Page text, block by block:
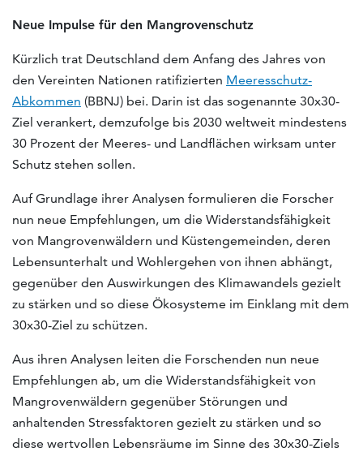
Neue Impulse für den Mangrovenschutz
Kürzlich trat Deutschland dem Anfang des Jahres von
den Vereinten Nationen ratifizierten Meeresschutz-
Abkommen (BBNJ) bei. Darin ist das sogenannte 30x30-
Ziel verankert, demzufolge bis 2030 weltweit mindestens
30 Prozent der Meeres- und Landflächen wirksam unter
Schutz stehen sollen.
Auf Grundlage ihrer Analysen formulieren die Forscher
nun neue Empfehlungen, um die Widerstandsfähigkeit
von Mangrovenwäldern und Küstengemeinden, deren
Lebensunterhalt und Wohlergehen von ihnen abhängt,
gegenüber den Auswirkungen des Klimawandels gezielt
zu stärken und so diese Ökosysteme im Einklang mit dem
30x30-Ziel zu schützen.
Aus ihren Analysen leiten die Forschenden nun neue
Empfehlungen ab, um die Widerstandsfähigkeit von
Mangrovenwäldern gegenüber Störungen und
anhaltenden Stressfaktoren gezielt zu stärken und so
diese wertvollen Lebensräume im Sinne des 30x30-Ziels